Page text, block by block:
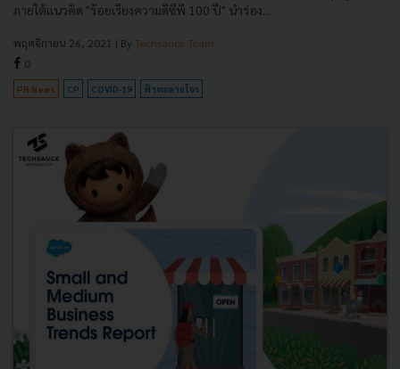
ภายใต้แนวคิด "ร้อยเรียงความดีซีพี 100 ปี" นำร่อง...
พฤศจิกายน 26, 2021 | By Techsauce Team
0
PR News CP COVID-19 ฟ้าทะลายโจร